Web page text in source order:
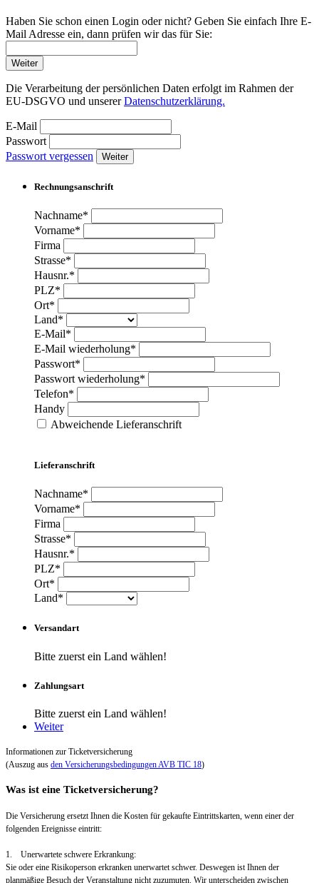
Haben Sie schon einen Login oder nicht? Geben Sie einfach Ihre E-
Mail Adresse ein, dann prüfen wir das für Sie:
Weiter
Die Verarbeitung der persönlichen Daten erfolgt im Rahmen der
EU-DSGVO und unsererDatenschutzerklärung.
E-Mail
Passwort
Passwort vergessen
Weiter
Rechnungsanschrift
Nachname*
Vorname*
Firma
Strasse*
Hausnr.*
PLZ*
Ort*
Land*
E-Mail*
E-Mail wiederholung*
Passwort*
Passwort wiederholung*
Telefon*
Handy
Abweichende Lieferanschrift
Lieferanschrift
Nachname*
Vorname*
Firma
Strasse*
Hausnr.*
PLZ*
Ort*
Land*
Versandart
Bitte zuerst ein Land wählen!
Zahlungsart
Bitte zuerst ein Land wählen!
Weiter
Informationen zur Ticketversicherung
(Auszug aus den Versicherungsbedingungen AVB TIC 18)
Was ist eine Ticketversicherung?
Die Versicherung ersetzt Ihnen die Kosten für gekaufte Eintrittskarten, wenn einer der
folgenden Ereignisse eintritt:
1. Unerwartete schwere Erkrankung:
Sie oder eine Risikoperson erkranken unerwartet schwer. Deswegen ist Ihnen der
planmäßige Besuch der Veranstaltung nicht zuzumuten. Wir unterscheiden zwischen